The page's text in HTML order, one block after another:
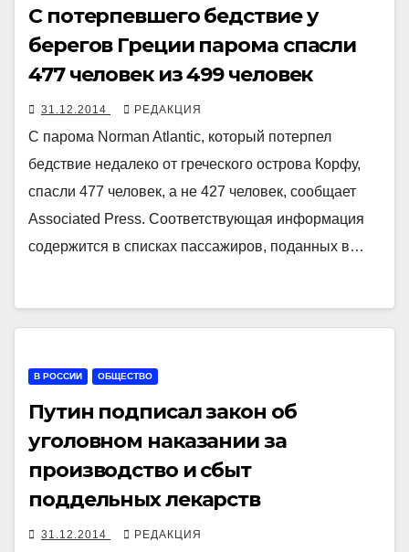
С потерпевшего бедствие у
берегов Греции парома спасли
477 человек из 499 человек
31.12.2014 РЕДАКЦИЯ
С парома Norman Atlantic, который потерпел
бедствие недалеко от греческого острова Корфу,
спасли 477 человек, а не 427 человек, сообщает
Associated Press. Соответствующая информация
содержится в списках пассажиров, поданных в…
В РОССИИ ОБЩЕСТВО
Путин подписал закон об
уголовном наказании за
производство и сбыт
поддельных лекарств
31.12.2014 РЕДАКЦИЯ